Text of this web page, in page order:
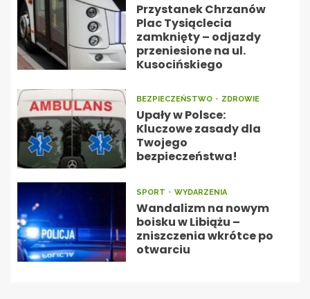
Przystanek Chrzanów
Plac Tysiąclecia
zamknięty – odjazdy
przeniesione na ul.
Kusocińskiego
BEZPIECZEŃSTWO ZDROWIE
Upały w Polsce:
Kluczowe zasady dla
Twojego
bezpieczeństwa!
SPORT WYDARZENIA
Wandalizm na nowym
boisku w Libiążu –
zniszczenia wkrótce po
otwarciu